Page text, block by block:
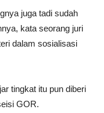
juga tadi sudah
kata seorang juri
dalam sosialisasi
tingkat itu pun diberi
GOR.